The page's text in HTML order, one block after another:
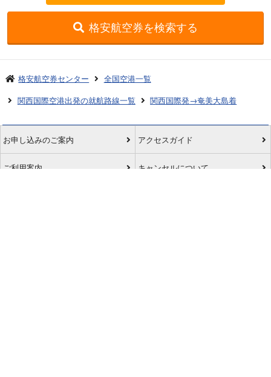
格安航空券を検索する
格安航空券センター
全国空港一覧
関西国際空港出発の就航路線一覧
関西国際発→奄美大島着
お申し込みのご案内 アクセスガイド
ご利用案内 キャンセルについて